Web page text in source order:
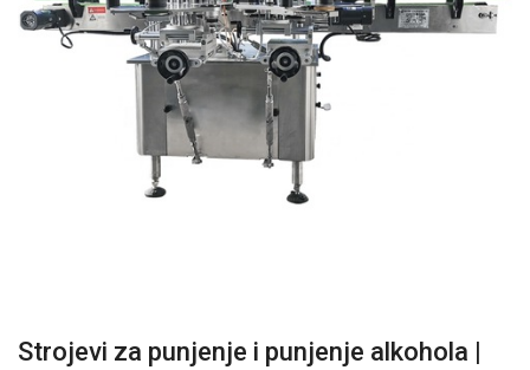
Strojevi za punjenje i punjenje alkohola |